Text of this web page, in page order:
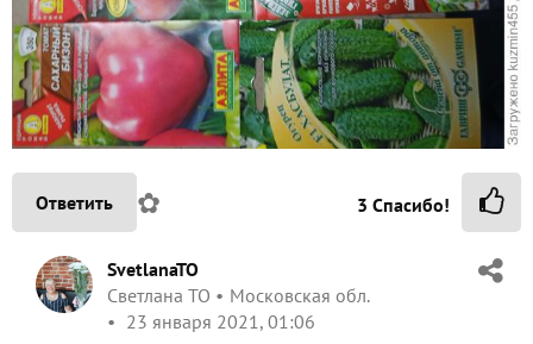
Ответить ✿ 3 Спасибо!
SvetlanaTO
Светлана ТО
Московская обл.
23 января 2021, 01:06